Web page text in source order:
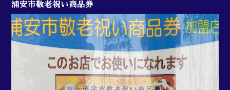
浦安市敬老祝い商品券